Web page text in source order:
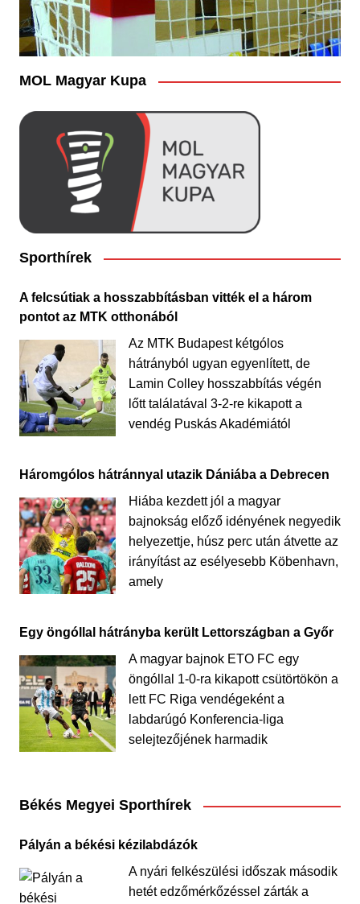
MOL Magyar Kupa
Sporthírek
A felcsútiak a hosszabbításban vitték el a három
pontot az MTK otthonából
Az MTK Budapest kétgólos
hátrányból ugyan egyenlített, de
Lamin Colley hosszabbítás végén
lőtt találatával 3-2-re kikapott a
vendég Puskás Akadémiától
Háromgólos hátránnyal utazik Dániába a Debrecen
Hiába kezdett jól a magyar
bajnokság előző idényének negyedik
helyezettje, húsz perc után átvette az
irányítást az esélyesebb Köbenhavn,
amely
Egy öngóllal hátrányba került Lettországban a Győr
A magyar bajnok ETO FC egy
öngóllal 1-0-ra kikapott csütörtökön a
lett FC Riga vendégeként a
labdarúgó Konferencia-liga
selejtezőjének harmadik
Békés Megyei Sporthírek
Pályán a békési kézilabdázók
A nyári felkészülési időszak második
hetét edzőmérkőzéssel zárták a